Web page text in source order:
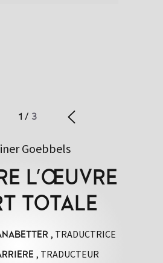
1 / 3
Goebbels
L'ŒUVRE
TOTALE
, TRADUCTRICE
, TRADUCTEUR